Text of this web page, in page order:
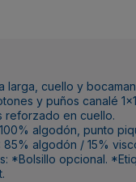
larga, cuello y
y puños canalé
reforzado en cuello.
algodón, punto
algodón / 15%
*Bolsillo opcional.